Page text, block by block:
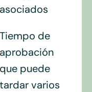
asociados
Tiempo de
aprobación
que puede
tardar varios